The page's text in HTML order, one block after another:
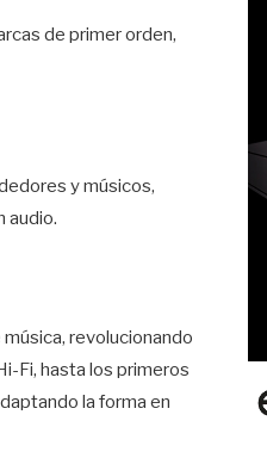
de primer orden,
y músicos,
audio.
revolucionando
Fi, hasta los primeros
la forma en